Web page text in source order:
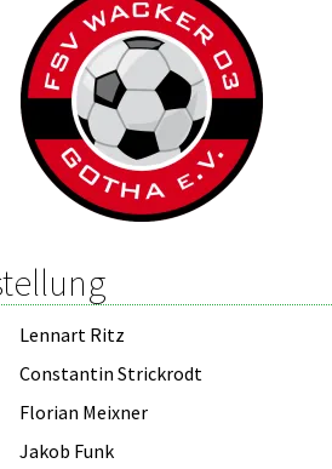
Lennart Ritz
Constantin Strickrodt
Florian Meixner
Jakob Funk